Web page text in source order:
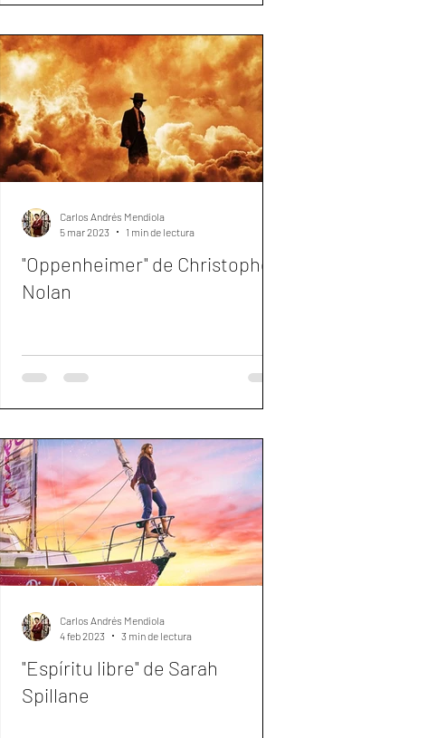
"Oppenheimer" de Christopher
Nolan
Carlos Andrés Mendiola
5 mar 2023
1 min de lectura
"Espíritu libre" de Sarah
Spillane
Carlos Andrés Mendiola
4 feb 2023
3 min de lectura